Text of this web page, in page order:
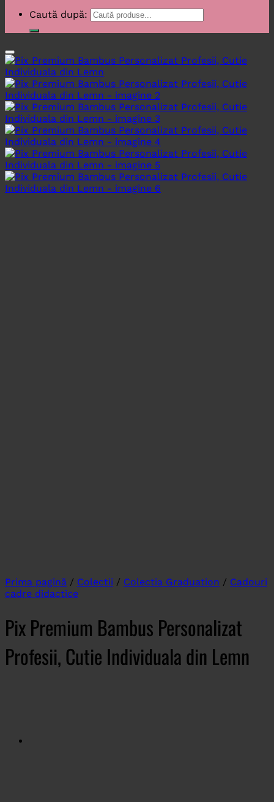
Caută după:
Prima pagină / Colectii / Colectia Graduation / Cadouri
cadre didactice
Pix Premium Bambus Personalizat
Profesii, Cutie Individuala din Lemn